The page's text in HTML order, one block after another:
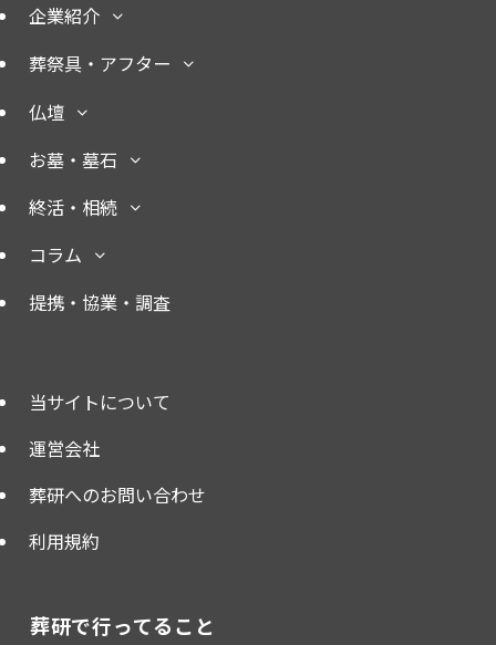
企業紹介
葬祭具・アフター
仏壇
お墓・墓石
終活・相続
コラム
提携・協業・調査
当サイトについて
運営会社
葬研へのお問い合わせ
利用規約
葬研で行ってること